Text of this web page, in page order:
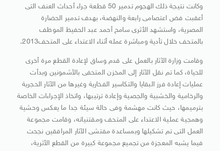
وكانت نتيجة ذلك الهجوم تدمير 50 قطعة جراء أحداث العنف التى
أعقبت فض اعتصامى رابعة والنهضة، بهدف تدمير الحضارة
المصرية، واستشهد الأثرى سامح أحمد عبد الحفيظ الموظف
بالمتحف خلال تأدية ومباشرة عمله أثناء الاعتداء على المتحف2013.
وقامت وزارة الآثار بالعمل على قدم وساق لإعادة القطع مرة أخرى
للحياة، كما تم نقل الآثار إلى المخزن المتحفى بالأشمونين وبدأت
عمليات إعادة فرز البقايا والتكاسير الفخارية وغيرها من الآثار الحجرية
والرخامية والخشبية والجصية وإعادة ترتيبها، واتخاذ الإجراءات الخاصة
بترميمها، حيث كانت مهشمة وفى حالة سيئة جدا ما يعكس وحشية
وهمجية عملية الاعتداء على المتحف ومقتنياته، وقامت مجموعة
العمل التى تم تشكيلها وبمساعدة مفتشى الآثار المرافقين نجحت
فيما يشبه المعجزة من تجميع مجموعة كبيرة من القطع الأثرية،